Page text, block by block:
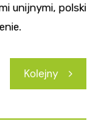
unijnymi, polski
Kolejny